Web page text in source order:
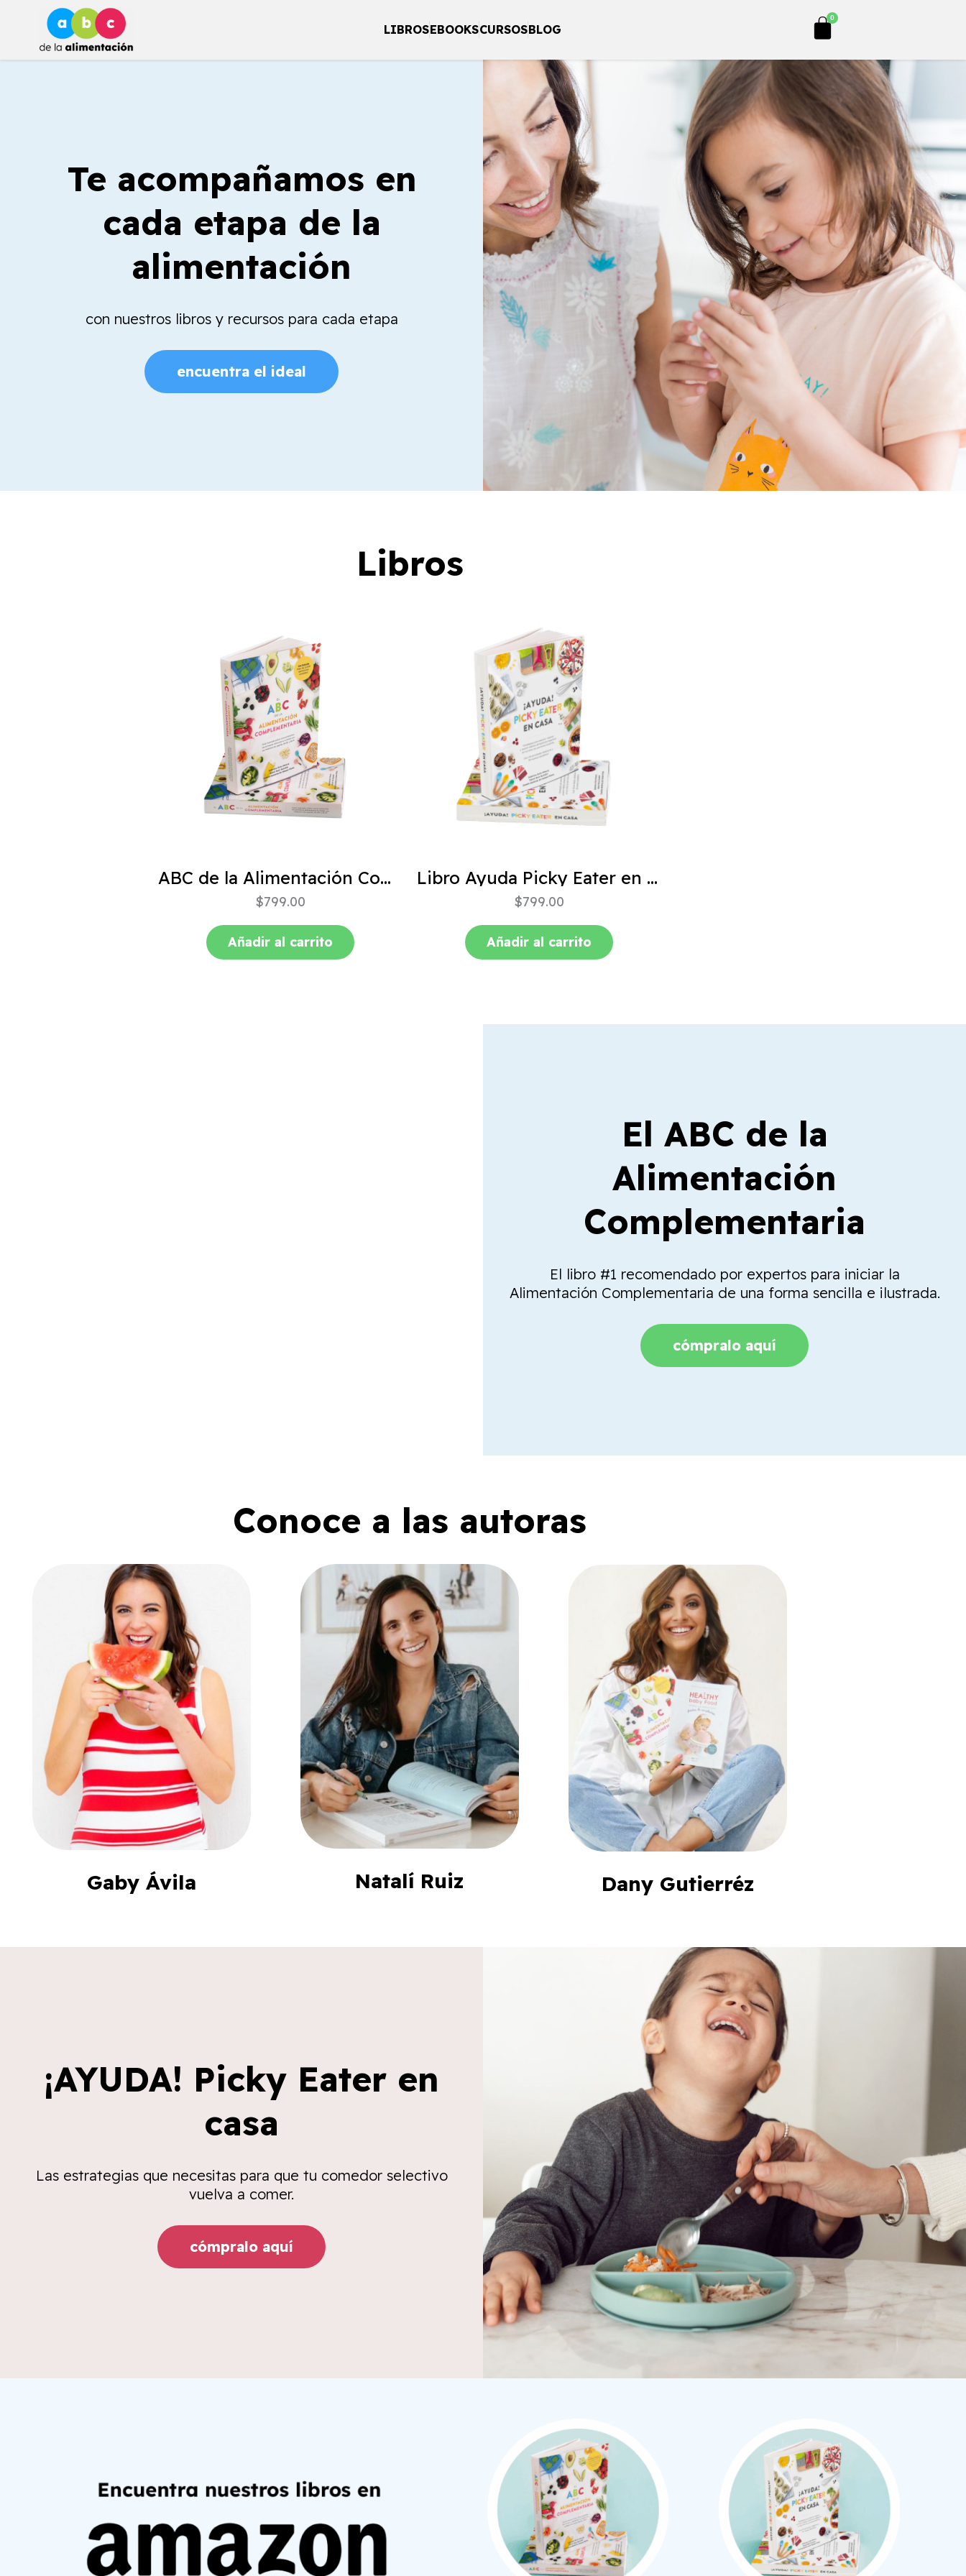
contenido
LIBROSEBOOKSCURSOSBLOG
0
Cart
Te acompañamos en
cada etapa de la
alimentación
con nuestros libros y recursos para cada etapa
encuentra el ideal
Libros
ABC de la Alimentación Complementaria 4ta edición
$799.00
Añadir al carrito
Libro Ayuda Picky Eater en casa
$799.00
Añadir al carrito
El ABC de la
Alimentación
Complementaria
El libro #1 recomendado por expertos para iniciar la
Alimentación Complementaria de una forma sencilla e ilustrada.
cómpralo aquí
Conoce a las autoras
Gaby Ávila Natalí Ruiz Dany Gutierréz
¡AYUDA! Picky Eater en
casa
Las estrategias que necesitas para que tu comedor selectivo
vuelva a comer.
cómpralo aquí